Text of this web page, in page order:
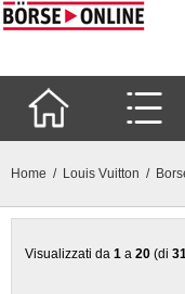
Home / Louis Vuitton /
Visualizzati da 1 a 20 (di